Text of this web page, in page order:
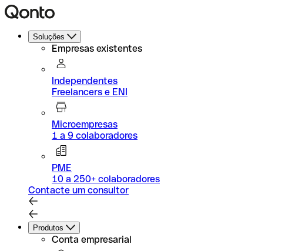
Soluções
Empresas existentes
Independentes
Freelancers e ENI
Microempresas
1 a 9 colaboradores
PME
10 a 250+ colaboradores
Contacte um consultor
Produtos
Conta empresarial